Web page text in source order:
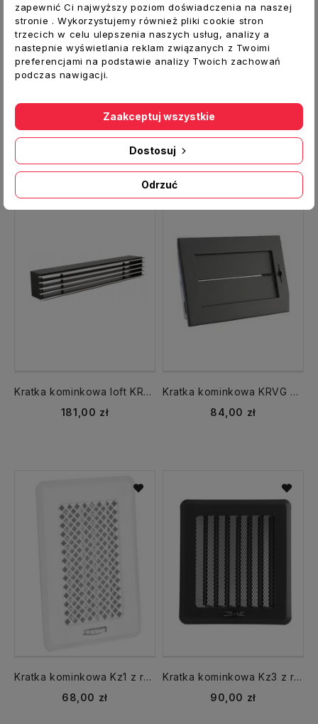
Kratka kominkowa KRLz14 140x140 Light z ramką z żaluzją biały
Kratka kominkowa K1 165x105 mm z ramką biały
Kratka kominkowa loft KRR 350x100 tunel czarna front chrom
181,00 zł
Kratka kominkowa KRVG 325x170 tunel luft z żaluzją czarna
84,00 zł
Kratka kominkowa Kz1 z ramką z żaluzją biały
68,00 zł
Kratka kominkowa Kz3 z ramką z żaluzją czarna
90,00 zł
zapewnić Ci najwyższy poziom doświadczenia na naszej
stronie . Wykorzystujemy również pliki cookie stron
trzecich w celu ulepszenia naszych usług, analizy a
nastepnie wyświetlania reklam związanych z Twoimi
preferencjami na podstawie analizy Twoich zachowań
podczas nawigacji.
Odrzuć
Dostosuj
Zaakceptuj wszystkie